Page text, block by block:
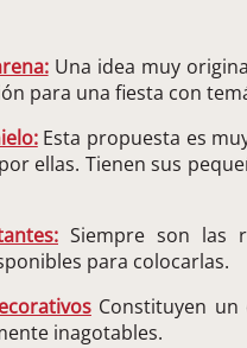
Una idea muy
para una fiesta con
Esta propuesta es
ellas. Tienen sus
Siempre son las
para colocarlas.
Constituyen un
inagotables.